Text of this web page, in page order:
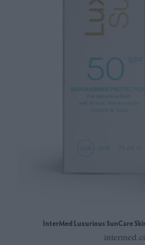
InterMed Luxurious SunCare